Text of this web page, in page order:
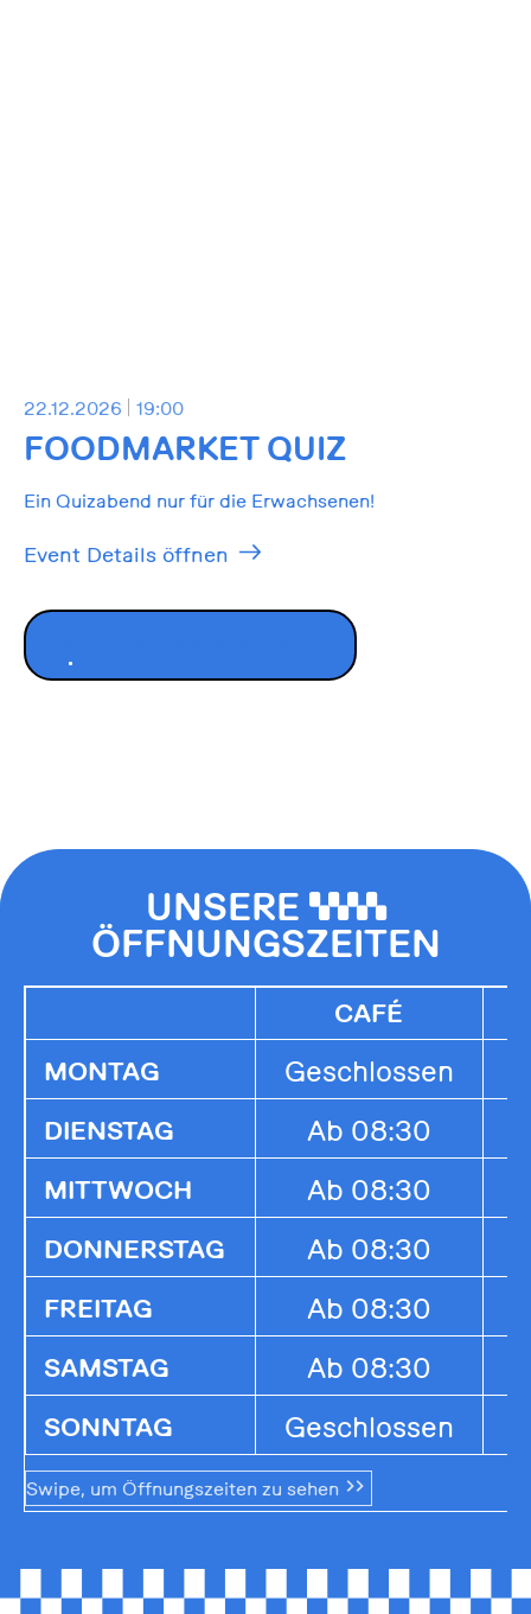
22.12.2026 19:00
FOODMARKET QUIZ
Ein Quizabend nur für die Erwachsenen!
Event Details öffnen
UNSERE 0000
ÖFFNUNGSZEITEN
CAFÉ
MONTAG Geschlossen
DIENSTAG Ab 08:30
MITTWOCH Ab 08:30
DONNERSTAG Ab 08:30
FREITAG Ab 08:30
SAMSTAG Ab 08:30
SONNTAG Geschlossen
Swipe, um Öffnungszeiten zu sehen